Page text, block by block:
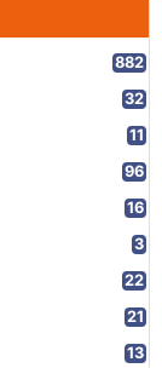
882
32
11
96
16
3
22
21
13